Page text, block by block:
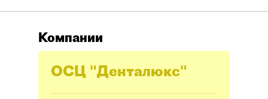
Компании
ОСЦ "Денталюкс"